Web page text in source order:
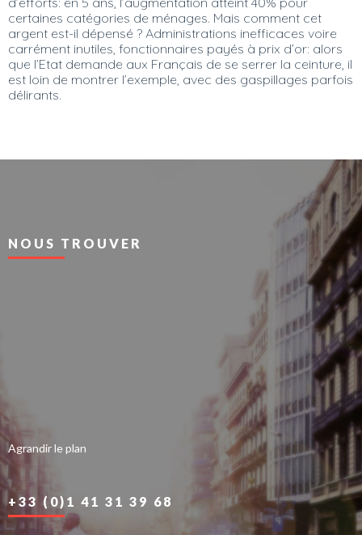
certaines catégories de ménages. Mais comment cet
argent est-il dépensé ? Administrations inefficaces voire
carrément inutiles, fonctionnaires payés à prix d’or: alors
que l’Etat demande aux Français de se serrer la ceinture, il
est loin de montrer l’exemple, avec des gaspillages parfois
délirants.
NOUS TROUVER
Agrandir le plan
+33 (0)1 41 31 39 68